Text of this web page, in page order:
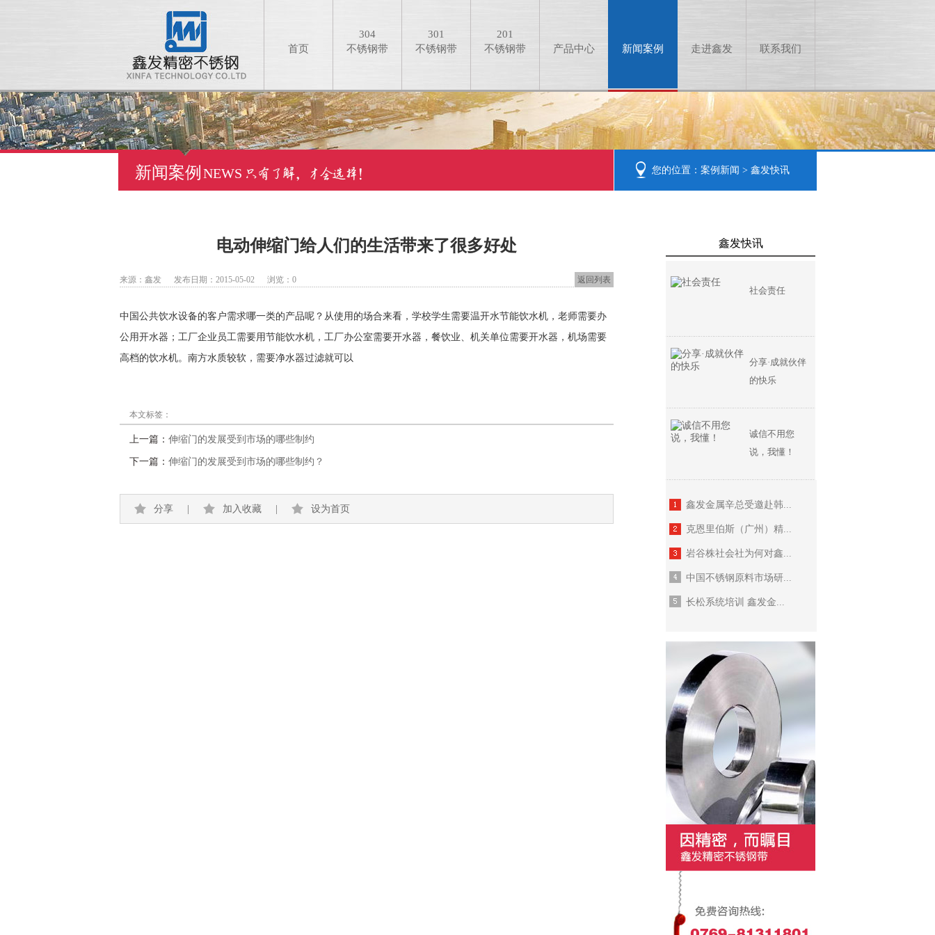
首页
304
不锈钢带
301
不锈钢带
201
不锈钢带
产品中心 新闻案例 走进鑫发 联系我们
新闻案例 NEWS 您的位置： 案例新闻 > 鑫发快讯
电动伸缩门给人们的生活带来了很多好处
来源：鑫发 发布日期：2015-05-02 浏览： 0 返回列表
中国公共饮水设备的客户需求哪一类的产品呢？从使用的场合来看，学校学生需要温开水节能饮水机，老师需要办
公用开水器；工厂企业员工需要用节能饮水机，工厂办公室需要开水器，餐饮业、机关单位需要开水器，机场需要
高档的饮水机。南方水质较软，需要净水器过滤就可以
本文标签：
上一篇： 伸缩门的发展受到市场的哪些制约
下一篇： 伸缩门的发展受到市场的哪些制约？
分享 加入收藏 设为首页
鑫发快讯
社会责任
分享·成就伙伴
的快乐
诚信不用您
说，我懂！
鑫发金属辛总受邀赴韩...
克恩里伯斯（广州）精...
岩谷株社会社为何对鑫...
中国不锈钢原料市场研...
长松系统培训 鑫发金...